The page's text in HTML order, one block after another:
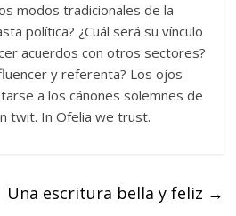
modos tradicionales de la
política? ¿Cuál será su vínculo
acuerdos con otros sectores?
y referenta? Los ojos
a los cánones solemnes de
twit. In Ofelia we trust.
Una escritura bella y feliz →